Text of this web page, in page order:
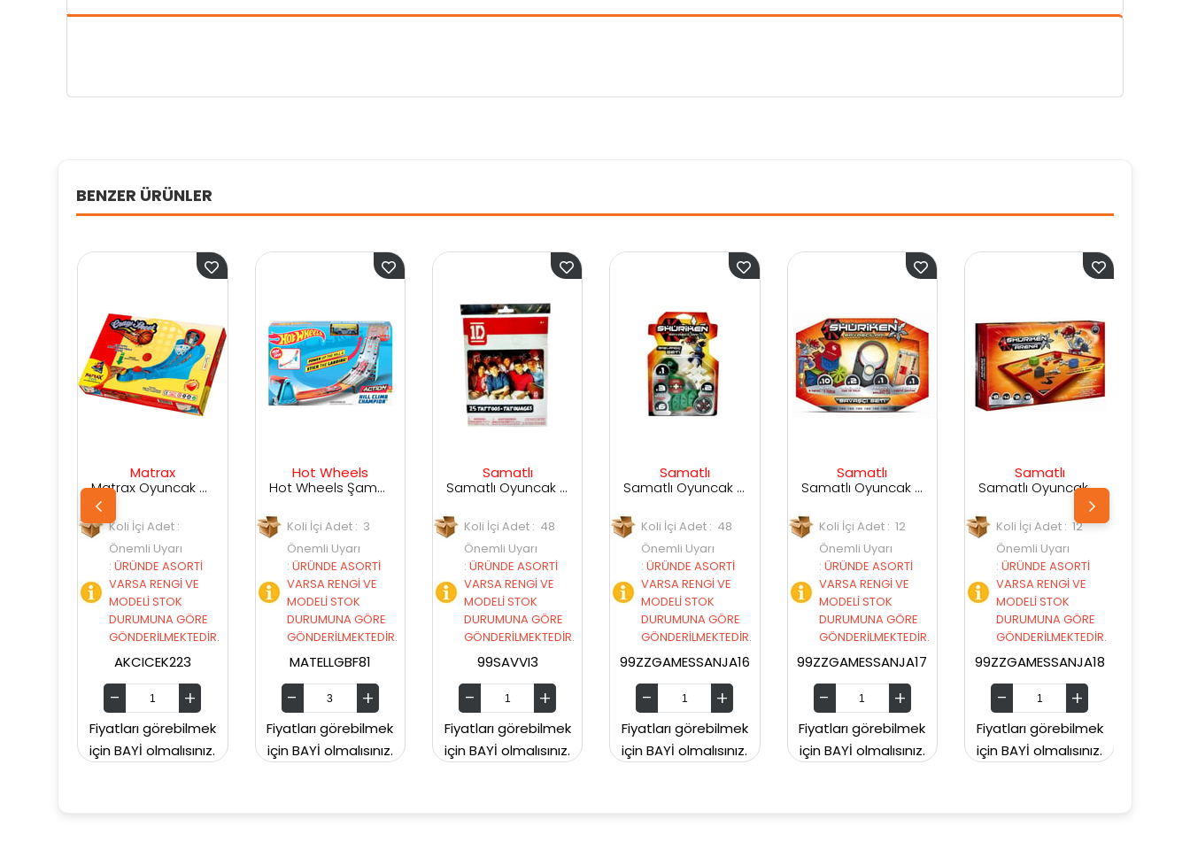
BENZER ÜRÜNLER
Matrax Oyuncak Çılgın ATIŞ Mini Basket Oyunu
RENGİ VE
görebilmek
olmalısınız.
Hot Wheels Şampiyonluk Parkuru Yarış Pisti GBF81
Koli İçi Adet : 3
Önemli Uyarı
:ÜRÜNDE ASORTİ
VARSA RENGİ VE
MODELİ STOK
DURUMUNA GÖRE
GÖNDERİLMEKTEDİR.
MATELLGBF81
Fiyatları görebilmek
için BAYİ olmalısınız.
Samatlı Oyuncak One Direction Dövme
Koli İçi Adet : 48
Önemli Uyarı
:ÜRÜNDE ASORTİ
VARSA RENGİ VE
MODELİ STOK
DURUMUNA GÖRE
GÖNDERİLMEKTEDİR.
99SAVVI3
Fiyatları görebilmek
için BAYİ olmalısınız.
Samatlı Oyuncak Shuriken Başlangıç Seti
Koli İçi Adet : 48
Önemli Uyarı
:ÜRÜNDE ASORTİ
VARSA RENGİ VE
MODELİ STOK
DURUMUNA GÖRE
GÖNDERİLMEKTEDİR.
99ZZGAMESSANJA16
Fiyatları görebilmek
için BAYİ olmalısınız.
Samatlı Oyuncak Shuriken Savaşçı Seti
Koli İçi Adet : 12
Önemli Uyarı
:ÜRÜNDE ASORTİ
VARSA RENGİ VE
MODELİ STOK
DURUMUNA GÖRE
GÖNDERİLMEKTEDİR.
99ZZGAMESSANJA17
Fiyatları görebilmek
için BAYİ olmalısınız.
Samatlı Oyuncak Shuriken Arena
Koli İçi Adet : 12
Önemli Uyarı
:ÜRÜNDE ASORTİ
VARSA RENGİ VE
MODELİ STOK
DURUMUNA GÖRE
GÖNDERİLMEKTEDİR.
99ZZGAMESSANJA18
Fiyatları görebilmek
için BAYİ olmalısınız.
Koli İçi Adet : 6
Önemli Uyarı
:ÜRÜNDE ASORTİ
VARSA RENGİ VE
MODELİ STOK
DURUMUNA GÖRE
GÖNDERİLMEKTEDİR.
99ZZMOOSEGOMU18175
Fiyatları görebilmek
için BAYİ olmalısınız.